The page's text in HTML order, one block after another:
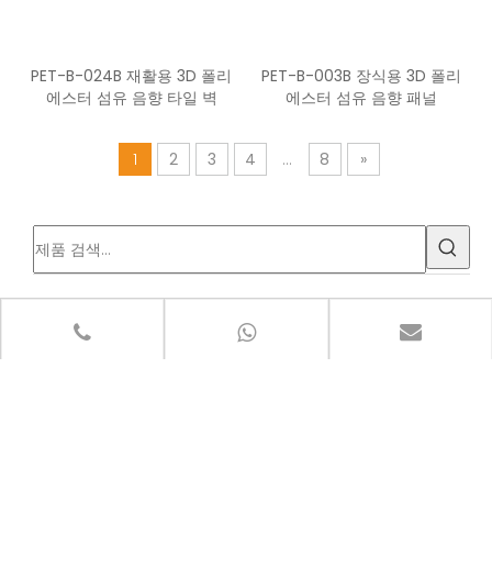
PET-B-024B 재활용 3D 폴리
에스터 섬유 음향 타일 벽
PET-B-003B 장식용 3D 폴리
에스터 섬유 음향 패널
1 2 3 4 ... 8 »